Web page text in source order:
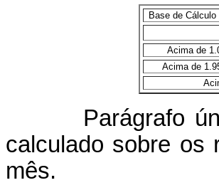
Base de
Acima de
Acima de
Parágrafo
calculado sobre os
mês.